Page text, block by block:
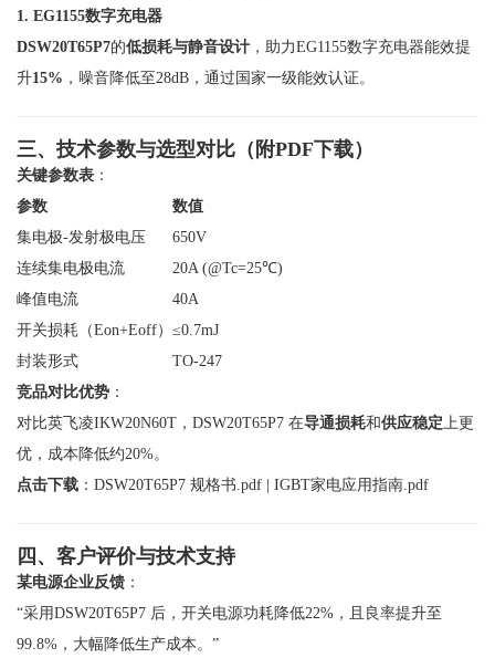
1. EG1155数字充电器
DSW20T65P7的低损耗与静音设计 ，助力EG1155数字充电器能效提
升15% ，噪音降低至28dB，通过国家一级能效认证。
三、技术参数与选型对比（附PDF下载）
关键参数表 ：
参数
数值
集电极-发射极电压
650V
连续集电极电流
20A (@Tc=25℃)
峰值电流
40A
开关损耗（Eon+Eoff） ≤0.7mJ
封装形式
TO-247
竞品对比优势 ：
对比英飞凌IKW20N60T，DSW20T65P7 在导通损耗和供应稳定 上更
优，成本降低约20%。
点击下载 ： DSW20T65P7 规格书.pdf IGBT家电应用指南.pdf
四、客户评价与技术支持
某电源企业反馈 ：
“采用DSW20T65P7 后，开关电源功耗降低22%，且良率提升至
99.8%，大幅降低生产成本。”